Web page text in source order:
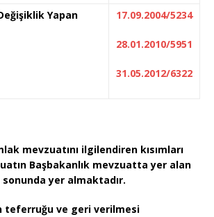
Yapan
17.09.2004/5234
28.01.2010/5951
31.05.2012/6322
mevzuatını ilgilendiren kısımları
Başbakanlık mevzuatta yer alan
yer almaktadır.
teferruğu ve geri verilmesi